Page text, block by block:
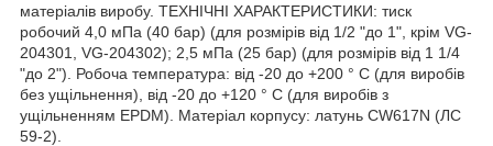
матеріалів виробу. ТЕХНІЧНІ ХАРАКТЕРИСТИКИ: тиск
робочий 4,0 мПа (40 бар) (для розмірів від 1/2 "до 1", крім VG-
204301, VG-204302); 2,5 мПа (25 бар) (для розмірів від 1 1/4
"до 2"). Робоча температура: від -20 до +200 ° С (для виробів
без ущільнення), від -20 до +120 ° С (для виробів з
ущільненням EPDM). Матеріал корпусу: латунь CW617N (ЛС
59-2).